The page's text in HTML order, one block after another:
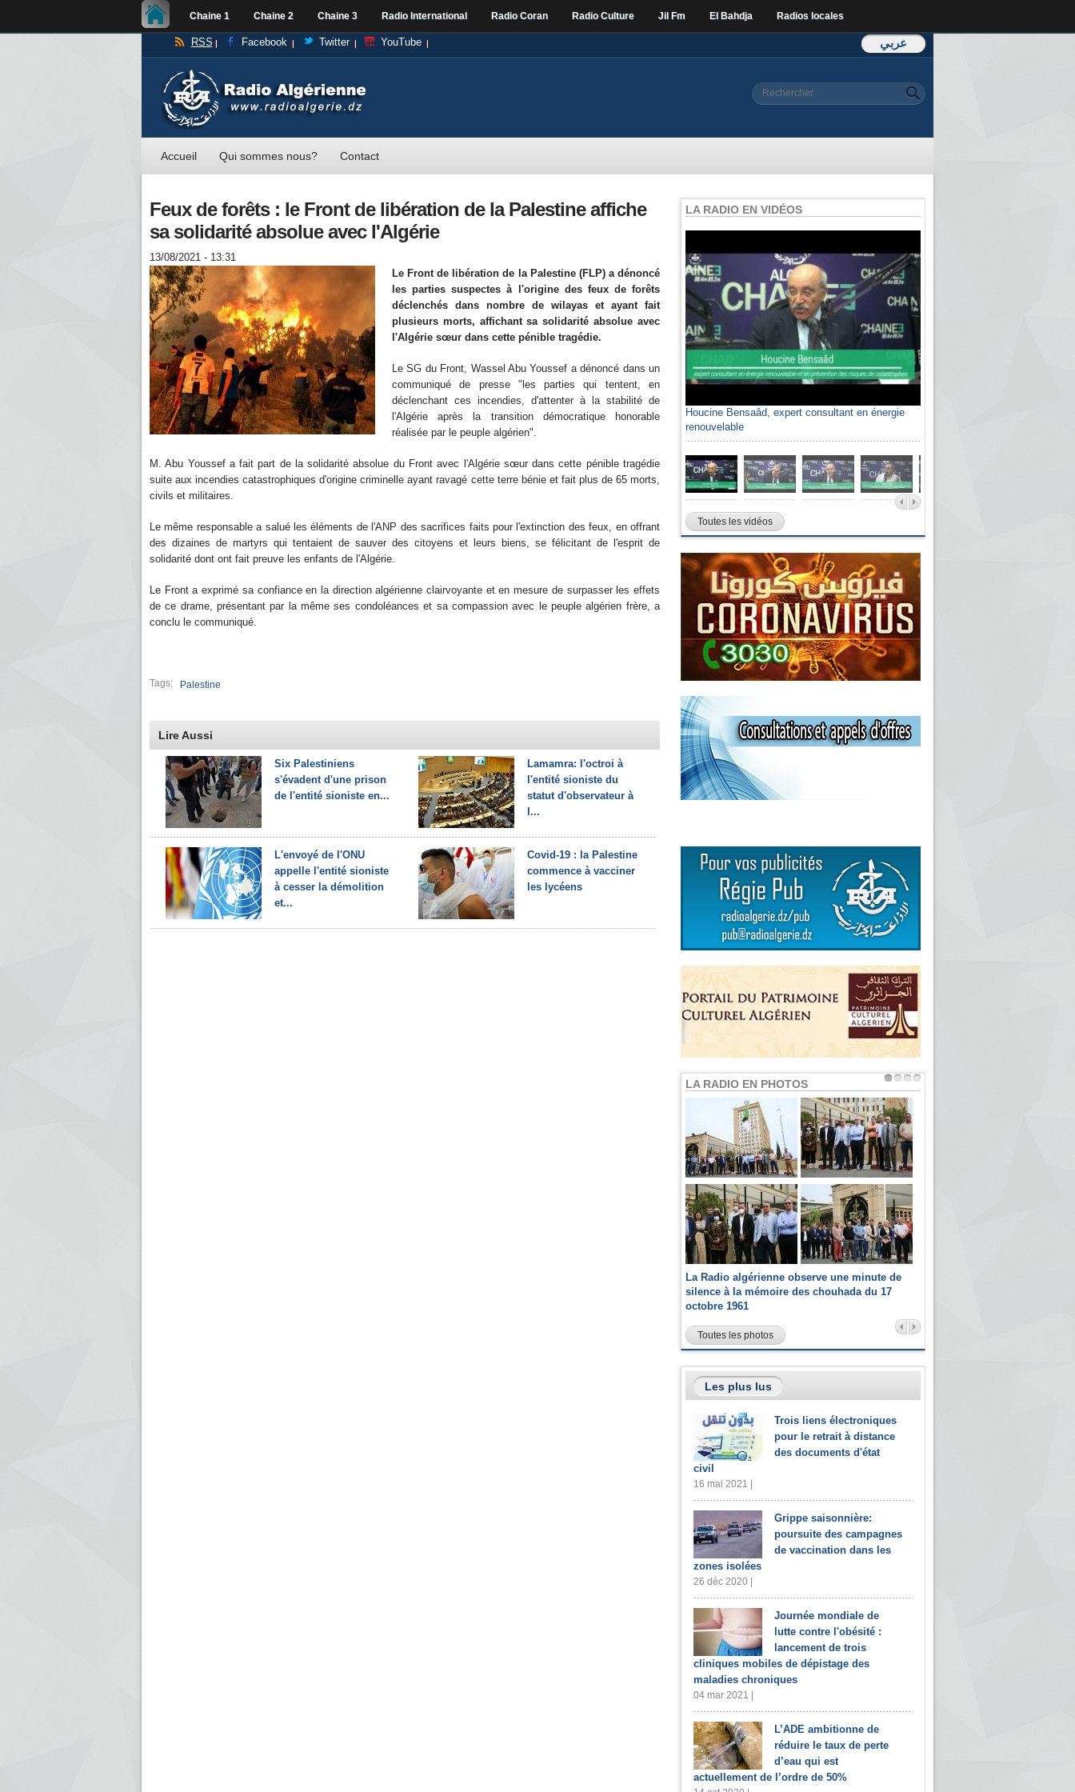
Chaine 1 Chaine 2 Chaine 3 Radio International Radio Coran Radio Culture Jil Fm El Bahdja Radios locales
عربي RSS Facebook Twitter YouTube
Formulaire de
Rechercher
Accueil Qui sommes nous? Contact
Feux de forêts : le Front de libération de la Palestine affiche
sa solidarité absolue avec l'Algérie
13/08/2021 - 13:31
Le Front de libération de la Palestine (FLP) a dénoncé
les parties suspectes à l'origine des feux de forêts
déclenchés dans nombre de wilayas et ayant fait
plusieurs morts, affichant sa solidarité absolue avec
l'Algérie sœur dans cette pénible tragédie.
Le SG du Front, Wassel Abu Youssef a dénoncé dans un
communiqué de presse "les parties qui tentent, en
déclenchant ces incendies, d'attenter à la stabilité de
l'Algérie après la transition démocratique honorable
réalisée par le peuple algérien".
M. Abu Youssef a fait part de la solidarité absolue du Front avec l'Algérie sœur dans cette pénible tragédie
suite aux incendies catastrophiques d'origine criminelle ayant ravagé cette terre bénie et fait plus de 65 morts,
civils et militaires.
Le même responsable a salué les éléments de l'ANP des sacrifices faits pour l'extinction des feux, en offrant
des dizaines de martyrs qui tentaient de sauver des citoyens et leurs biens, se félicitant de l'esprit de
solidarité dont ont fait preuve les enfants de l'Algérie.
Le Front a exprimé sa confiance en la direction algérienne clairvoyante et en mesure de surpasser les effets
de ce drame, présentant par la même ses condoléances et sa compassion avec le peuple algérien frère, a
conclu le communiqué.
Tags: Palestine
Lire Aussi
Six Palestiniens
s'évadent d'une prison
de l'entité sioniste en...
Lamamra: l'octroi à
l'entité sioniste du
statut d'observateur à
l...
L'envoyé de l'ONU
appelle l'entité sioniste
à cesser la démolition
et...
Covid-19 : la Palestine
commence à vacciner
les lycéens
LA RADIO EN VIDÉOS
Houcine Bensaâd, expert consultant en énergie
renouvelable
Toutes les vidéos
LA RADIO EN PHOTOS
La Radio algérienne observe une minute de
silence à la mémoire des chouhada du 17
octobre 1961
Toutes les photos
Les plus lus
Trois liens électroniques
pour le retrait à distance
des documents d'état
civil
16 mai 2021 |
Grippe saisonnière:
poursuite des campagnes
de vaccination dans les
zones isolées
26 déc 2020 |
Journée mondiale de
lutte contre l'obésité :
lancement de trois
cliniques mobiles de dépistage des
maladies chroniques
04 mar 2021 |
L’ADE ambitionne de
réduire le taux de perte
d’eau qui est
actuellement de l’ordre de 50%